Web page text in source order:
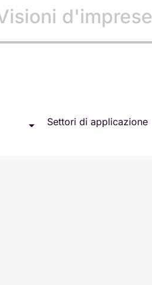
d'imprese
Settori di applicazione